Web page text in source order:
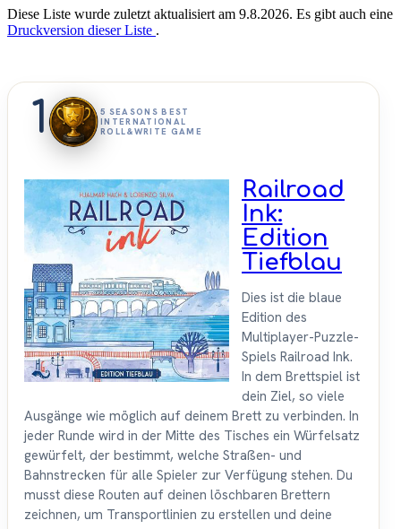
Diese Liste wurde zuletzt aktualisiert am 9.8.2026. Es gibt auch eine
Druckversion dieser Liste .
1
5 SEASONS BEST
INTERNATIONAL
ROLL&WRITE GAME
Railroad
Ink:
Edition
Tiefblau
Dies ist die blaue
Edition des
Multiplayer-Puzzle-
Spiels Railroad Ink.
In dem Brettspiel ist
dein Ziel, so viele
Ausgänge wie möglich auf deinem Brett zu verbinden. In
jeder Runde wird in der Mitte des Tisches ein Würfelsatz
gewürfelt, der bestimmt, welche Straßen- und
Bahnstrecken für alle Spieler zur Verfügung stehen. Du
musst diese Routen auf deinen löschbaren Brettern
zeichnen, um Transportlinien zu erstellen und deine